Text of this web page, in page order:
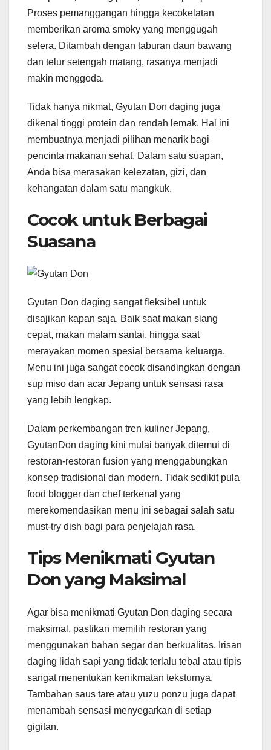
Proses pemanggangan hingga kecokelatan
memberikan aroma smoky yang menggugah
selera. Ditambah dengan taburan daun bawang
dan telur setengah matang, rasanya menjadi
makin menggoda.
Tidak hanya nikmat, Gyutan Don daging juga
dikenal tinggi protein dan rendah lemak. Hal ini
membuatnya menjadi pilihan menarik bagi
pencinta makanan sehat. Dalam satu suapan,
Anda bisa merasakan kelezatan, gizi, dan
kehangatan dalam satu mangkuk.
Cocok untuk Berbagai
Suasana
Gyutan Don daging sangat fleksibel untuk
disajikan kapan saja. Baik saat makan siang
cepat, makan malam santai, hingga saat
merayakan momen spesial bersama keluarga.
Menu ini juga sangat cocok disandingkan dengan
sup miso dan acar Jepang untuk sensasi rasa
yang lebih lengkap.
Dalam perkembangan tren kuliner Jepang,
GyutanDon daging kini mulai banyak ditemui di
restoran-restoran fusion yang menggabungkan
konsep tradisional dan modern. Tidak sedikit pula
food blogger dan chef terkenal yang
merekomendasikan menu ini sebagai salah satu
must-try dish bagi para penjelajah rasa.
Tips Menikmati Gyutan
Don yang Maksimal
Agar bisa menikmati Gyutan Don daging secara
maksimal, pastikan memilih restoran yang
menggunakan bahan segar dan berkualitas. Irisan
daging lidah sapi yang tidak terlalu tebal atau tipis
sangat menentukan kenikmatan teksturnya.
Tambahan saus tare atau yuzu ponzu juga dapat
menambah sensasi menyegarkan di setiap
gigitan.